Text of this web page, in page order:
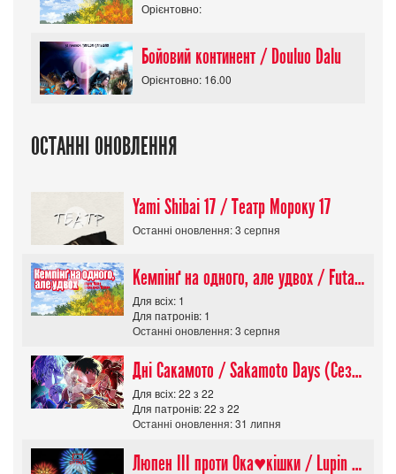
Орієнтовно:
Бойовий континент / Douluo Dalu
Орієнтовно: 16.00
ОСТАННІ ОНОВЛЕННЯ
Yami Shibai 17 / Театр Мороку 17
Останні оновлення: 3 серпня
Кемпінґ на одного, але удвох / Futari Solo Camp
Для всіх: 1
Для патронів: 1
Останні оновлення: 3 серпня
Дні Сакамото / Sakamoto Days (Сезон 1)
Для всіх: 22 з 22
Для патронів: 22 з 22
Останні оновлення: 31 липня
Люпен ІІІ проти Ока♥кішки / Lupin III vs Cats Eye Movie